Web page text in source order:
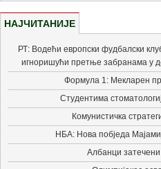
НАЈЧИТАНИЈЕ
РТ: Водећи европски фудбалски
игноришући претње забранама у
Формула 1: Мекларен
Студентима
Комунистичка
НБА: Нова побједа
Албанци